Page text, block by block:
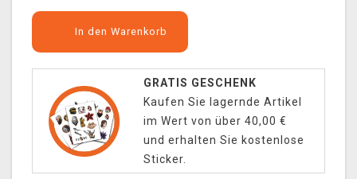
In den Warenkorb
GRATIS GESCHENK
Kaufen Sie lagernde Artikel
im Wert von über 40,00 €
und erhalten Sie kostenlose
Sticker.